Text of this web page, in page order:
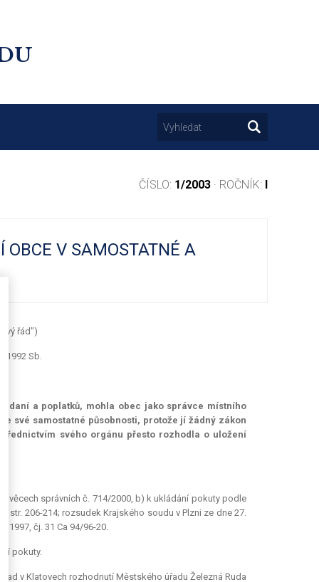
ČÍSLO: 1/2003 · ROČNÍK:
V SAMOSTATNÉ A
řád")
1992 Sb.
daní a poplatků, mohla obec jako správce místního
své samostatné působnosti, protože jí žádný zákon
svého orgánu přesto rozhodla o uložení
věcech správních č. 714/2000, b) k ukládání pokuty podle
str. 206-214; rozsudek Krajského soudu v Plzni ze dne 27.
1997, čj. 31 Ca 94/96-20.
pokuty.
v Klatovech rozhodnutí Městského úřadu Železná Ruda